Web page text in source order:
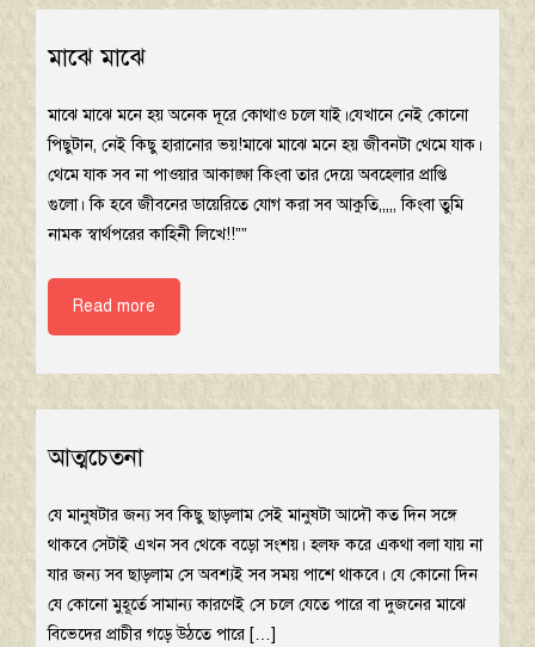
মাঝে মাঝে
মাঝে মাঝে মনে হয় অনেক দূরে কোথাও চলে যাই।যেখানে নেই কোনো
পিছুটান, নেই কিছু হারানোর ভয়!মাঝে মাঝে মনে হয় জীবনটা থেমে যাক।
থেমে যাক সব না পাওয়ার আকাঙ্ক্ষা কিংবা তার দেয়ে অবহেলার প্রাপ্তি
গুলো। কি হবে জীবনের ডায়েরিতে যোগ করা সব আকুতি,,,,, কিংবা তুমি
নামক স্বার্থপরের কাহিনী লিখে!!””
Read more
আত্মচেতনা
যে মানুষটার জন্য সব কিছু ছাড়লাম সেই মানুষটা আদৌ কত দিন সঙ্গে
থাকবে সেটাই এখন সব থেকে বড়ো সংশয়। হলফ করে একথা বলা যায় না
যার জন্য সব ছাড়লাম সে অবশ্যই সব সময় পাশে থাকবে। যে কোনো দিন
যে কোনো মুহূর্তে সামান্য কারণেই সে চলে যেতে পারে বা দুজনের মাঝে
বিভেদের প্রাচীর গড়ে উঠতে পারে […]